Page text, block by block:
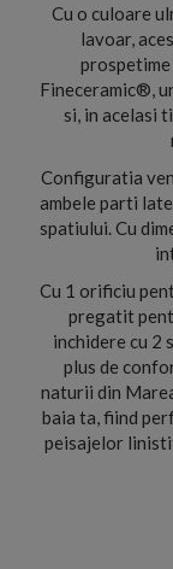
Cu o culoare
lavoar,
Fineceramic®,
si, in acelasi
Configuratia
ambele parti
spatiului. Cu
Cu 1 orificiu
pregatit
inchidere cu 2
plus de
naturii din
baia ta, fiind
peisajelor